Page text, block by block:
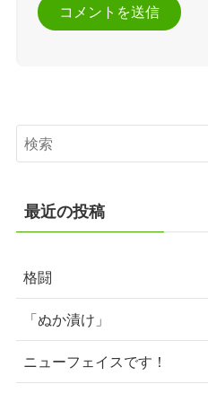
最近の投稿
格闘
「ぬか漬け」
ニューフェイスです！